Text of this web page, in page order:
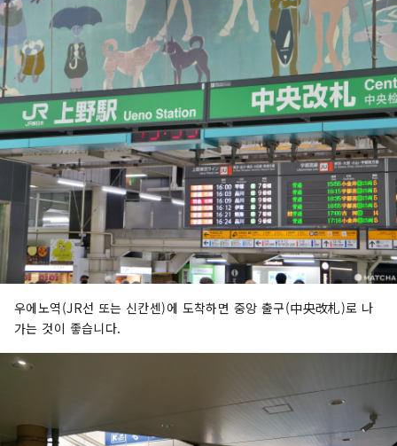
우에노역(JR선 또는 신칸센)에 도착하면 중앙 출구(中央改札)로 나
가는 것이 좋습니다.